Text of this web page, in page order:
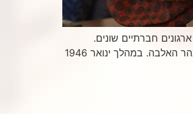
במסגרת ארגונים חברתיים שונים.
בצעירותה ועוד לפני קום המדינה התנדבה לעזרה בטיפול בילדים שהגיעו לאחוזת ורבורג בבלנקנזה שוכנת בפרבר האמיד של המבורג לגדות נהר האלבה. במהלך ינואר 1946